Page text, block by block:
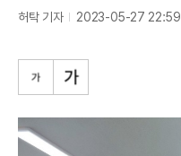
허탁 기자 2023-05-27 22:59